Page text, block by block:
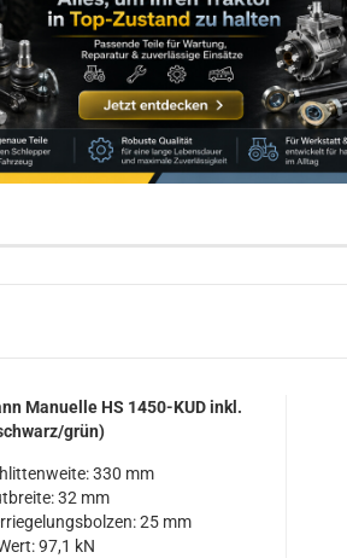
Ma­nu­el­le HS 1450-​KUD inkl.
grün)
330 mm
32 mm
25 mm
97,1 kN